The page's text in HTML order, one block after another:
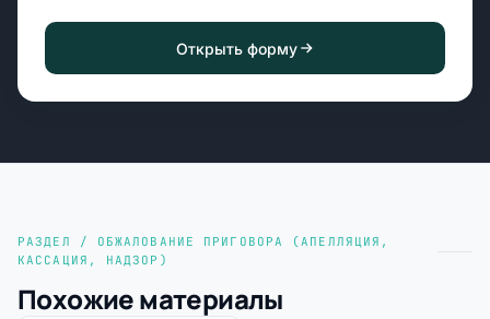
Открыть форму
РАЗДЕЛ / ОБЖАЛОВАНИЕ ПРИГОВОРА (АПЕЛЛЯЦИЯ,
КАССАЦИЯ, НАДЗОР)
Похожие материалы